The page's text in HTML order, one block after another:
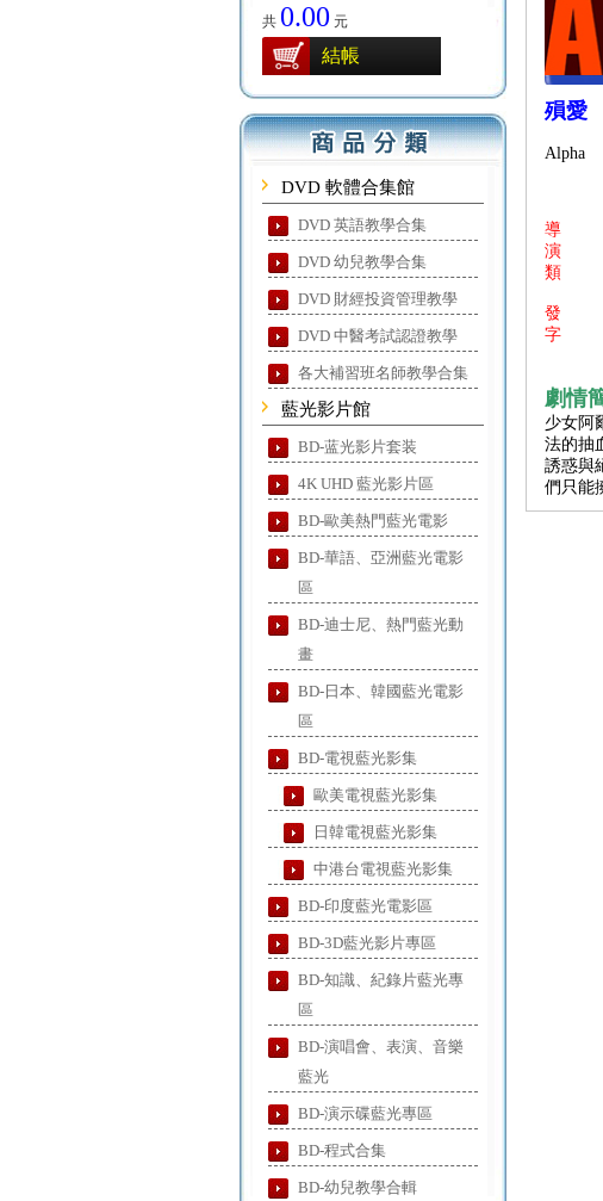
共 0.00 元
結帳
DVD 軟體合集館
DVD 英語教學合集
DVD 幼兒教學合集
DVD 財經投資管理教學
DVD 中醫考試認證教學
各大補習班名師教學合集
藍光影片館
BD-蓝光影片套装
4K UHD 藍光影片區
BD-歐美熱門藍光電影
BD-華語、亞洲藍光電影
區
BD-迪士尼、熱門藍光動
畫
BD-日本、韓國藍光電影
區
BD-電視藍光影集
歐美電視藍光影集
日韓電視藍光影集
中港台電視藍光影集
BD-印度藍光電影區
BD-3D藍光影片專區
BD-知識、紀錄片藍光專
區
BD-演唱會、表演、音樂
藍光
BD-演示碟藍光專區
BD-程式合集
BD-幼兒教學合輯
殞愛
Alpha
導 演
演 員
類
發
字 幕
劇情
少女阿
法的抽
誘惑與
們只能